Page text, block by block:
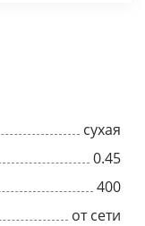
сухая
0.45
400
от сети